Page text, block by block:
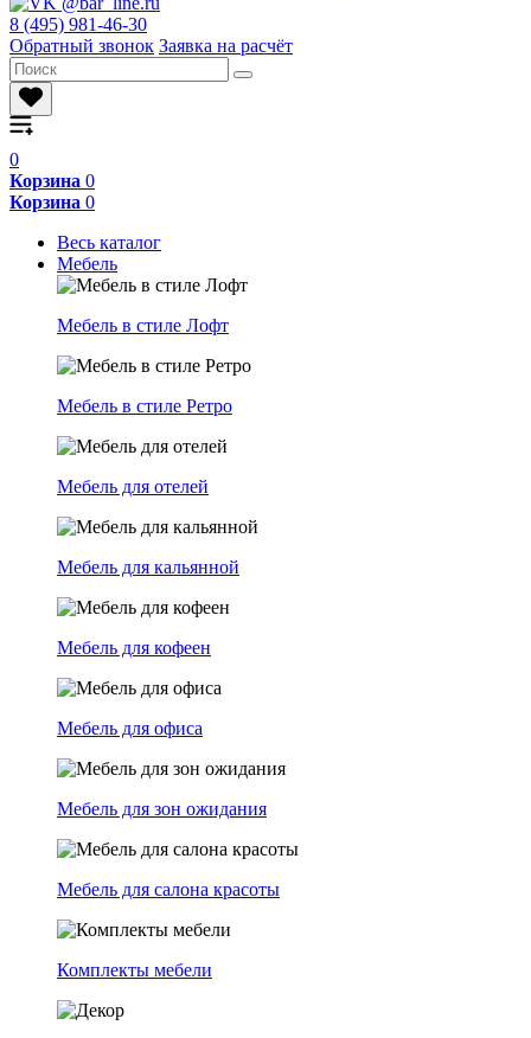
8 (495) 981-46-30
Обратный звонок Заявка на расчёт
0
Корзина 0
Корзина 0
Весь каталог
Мебель
Мебель в стиле Лофт
Мебель в стиле Ретро
Мебель для отелей
Мебель для кальянной
Мебель для кофеен
Мебель для офиса
Мебель для зон ожидания
Мебель для салона красоты
Комплекты мебели